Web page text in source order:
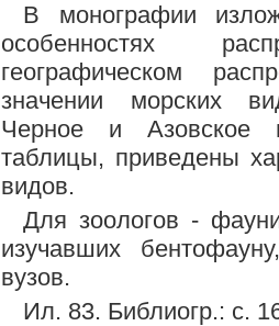
В монографии
особенностях
географическом
значении морских
Черное и Азовское
таблицы, приведены
видов.
Для зоологов -
изучавших
вузов.
Ил. 83. Библиогр.: с.